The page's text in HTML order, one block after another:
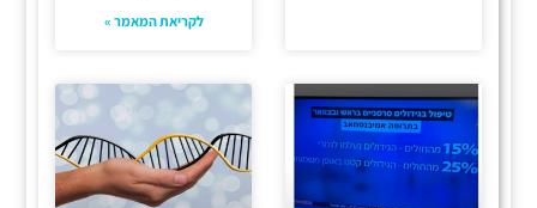
לקריאת המאמר »